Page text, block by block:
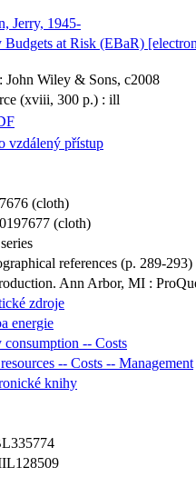
Jerry, 1945-
Budgets at Risk (EBaR)
John Wiley & Sons, c2008
(xviii, 300 p.) : ill
vzdálený přístup
(cloth)
(cloth)
references (p. 289-
Ann Arbor, MI :
zdroje
energie
consumption -- Costs
-- Costs -- Management
knihy